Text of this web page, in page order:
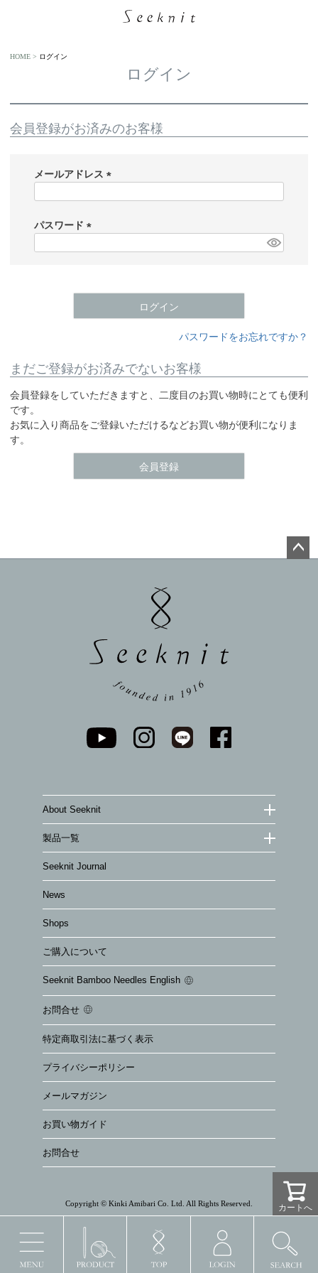
HOME ログイン
ログイン
会員登録がお済みのお客様
メールアドレス
)
パスワード
ログイン
パスワードをお忘れですか？
まだご登録がお済みでないお客様
会員登録をしていただきますと、二度目のお買い物時にとても便利
です。
お気に入り商品をご登録いただけるなどお買い物が便利になりま
す。
会員登録
About Seeknit
製品一覧
Seeknit Journal
News
Shops
ご購入について
Seeknit Bamboo Needles English
お問合せ
特定商取引法に基づく表示
プライバシーポリシー
メールマガジン
お買い物ガイド
お問合せ
Copyright © Kinki Amibari Co. Ltd. All Rights Reserved. カートへ